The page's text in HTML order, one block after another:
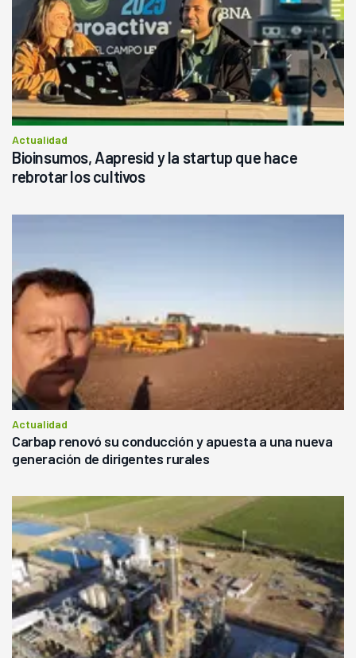
Actualidad
Bioinsumos, Aapresid y la startup que hace
rebrotar los cultivos
Actualidad
Carbap renovó su conducción y apuesta a una nueva
generación de dirigentes rurales